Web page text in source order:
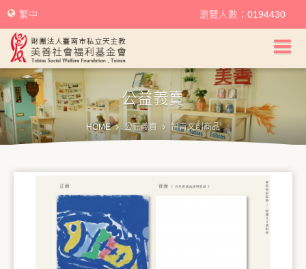
美善社會福利基金會首頁
關於美善
美善服務
我要捐款
繁中 瀏覽人數：0194430
公益義賣
HOME 公益義賣 智青文創商品